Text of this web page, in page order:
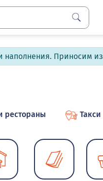
Приносим
рестораны